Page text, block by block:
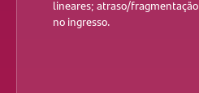
lineares; atraso/fragmentação
no ingresso.